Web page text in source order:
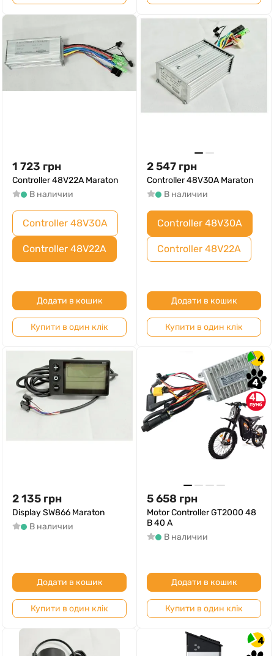
1 723 грн
Controller 48V22A Maraton
В наличии
Controller 48V30A
Controller 48V22A
Додати в кошик
Купити в один клік
2 547 грн
Controller 48V30A Maraton
В наличии
Controller 48V30A
Controller 48V22A
Додати в кошик
Купити в один клік
2 135 грн
Display SW866 Maraton
В наличии
Додати в кошик
Купити в один клік
4
4
4
5 658 грн
Motor Controller GT2000 48
В 40 А
В наличии
Додати в кошик
Купити в один клік
4